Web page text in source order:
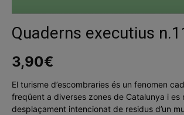
Quaderns executius
3,90€
El turisme d’escombraries és un fenomen
freqüent a diverses zones de Catalunya i es
desplaçament intencionat de residus d’un